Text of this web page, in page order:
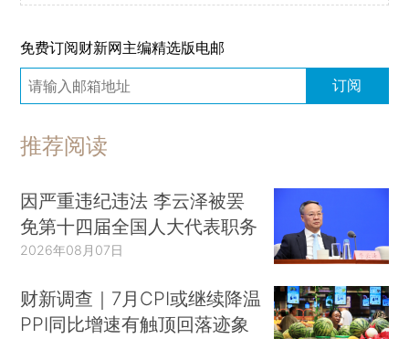
免费订阅财新网主编精选版电邮
订阅
推荐阅读
因严重违纪违法 李云泽被罢
免第十四届全国人大代表职务
2026年08月07日
财新调查｜7月CPI或继续降温
PPI同比增速有触顶回落迹象